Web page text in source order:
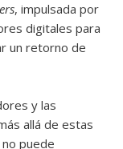
, impulsada por
digitales para
un retorno de
y las
allá de estas
puede